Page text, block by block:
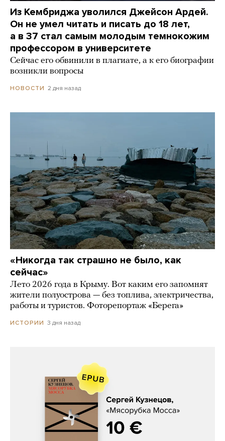
Из Кембриджа уволился Джейсон Ардей.
Он не умел читать и писать до 18 лет,
а в 37 стал самым молодым темнокожим
профессором в университете
Сейчас его обвинили в плагиате, а к его биографии
возникли вопросы
НОВОСТИ 2 дня назад
«Никогда так страшно не было, как
сейчас»
Лето 2026 года в Крыму. Вот каким его запомнят
жители полуострова — без топлива, электричества,
работы и туристов. Фоторепортаж «Берега»
ИСТОРИИ 3 дня назад